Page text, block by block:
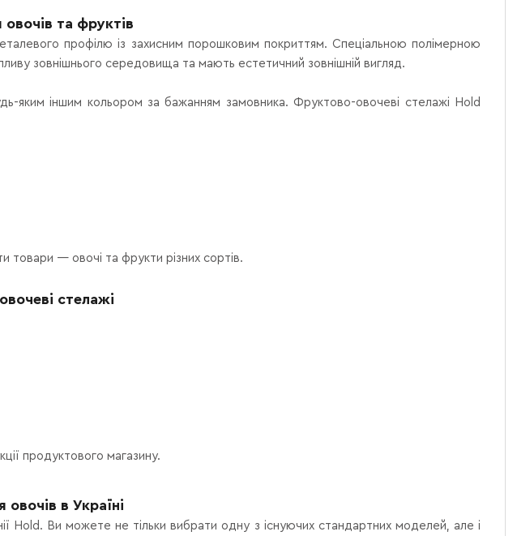
та фруктів
профілю із захисним порошковим покриттям. Спеціальною полімерною
зовнішнього середовища та мають естетичний зовнішній вигляд.
яким іншим кольором за бажанням замовника. Фруктово-овочеві стелажі Hold
товари — овочі та фрукти різних сортів.
стелажі
продуктового магазину.
в Україні
Hold. Ви можете не тільки вибрати одну з існуючих стандартних моделей, але і